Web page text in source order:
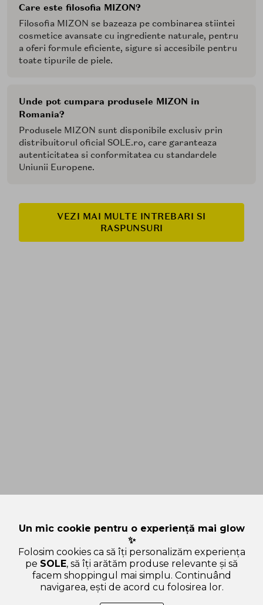
Care este filosofia MIZON?
Filosofia MIZON se bazeaza pe combinarea stiintei
cosmetice avansate cu ingrediente naturale, pentru
a oferi formule eficiente, sigure si accesibile pentru
toate tipurile de piele.
Unde pot cumpara produsele MIZON in
Romania?
Produsele MIZON sunt disponibile exclusiv prin
distribuitorul oficial SOLE.ro, care garanteaza
autenticitatea si conformitatea cu standardele
Uniunii Europene.
VEZI MAI MULTE INTREBARI SI
RASPUNSURI
Un mic cookie pentru o experiență mai glow
✨
Folosim cookies ca să îți personalizăm experiența
pe SOLE, să îți arătăm produse relevante și să
facem shoppingul mai simplu. Continuând
navigarea, ești de acord cu folosirea lor.